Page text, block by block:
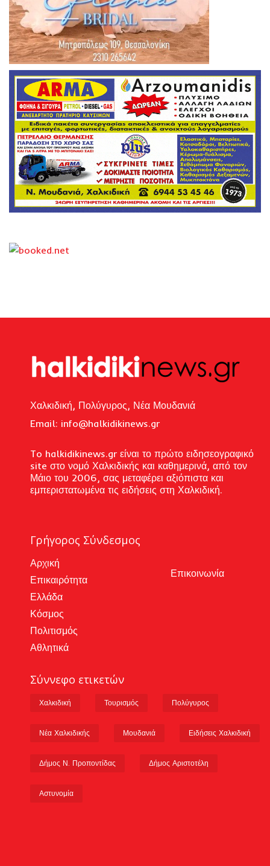
Χαλκιδική, Πολύγυρος, Νέα Μουδανιά
Email: info@halkidikinews.gr
To halkidikinews.gr είναι το πρώτο ειδησεογραφικό
site στο νομό Χαλκιδικής και καθημερινά, από τον
Μάιο του 2006, σας μεταφέρει αξιόπιστα και
εμπεριστατωμένα τις ειδήσεις στη Χαλκιδική.
Γρήγορος Σύνδεσμος
Αρχική
Επικαιρότητα
Ελλάδα
Κόσμος
Πολιτισμός
Αθλητικά
Επικοινωνία
Σύννεφο ετικετών
Χαλκιδική Τουρισμός Πολύγυρος
Νέα Χαλκιδικής Μουδανιά Ειδήσεις Χαλκιδική
Δήμος Ν. Προποντίδας Δήμος Αριστοτέλη
Αστυνομία